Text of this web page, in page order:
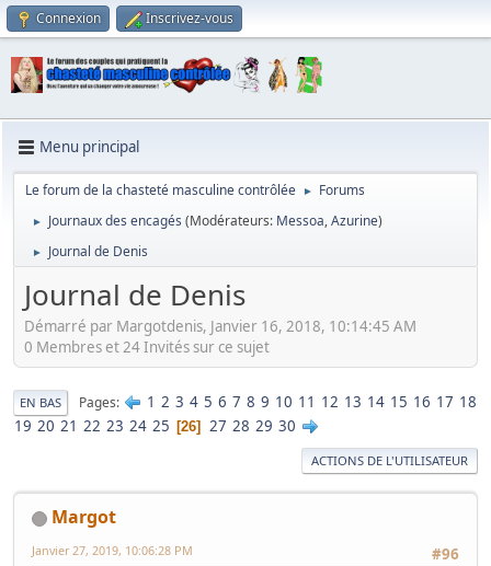
Connexion Inscrivez-vous
Menu principal
Le forum de la chasteté masculine contrôlée ► Forums
► Journaux des encagés (Modérateurs: Messoa,Azurine)
► Journal de Denis
Journal de Denis
Démarré par Margotdenis, Janvier 16, 2018, 10:14:45 AM
0 Membres et 24 Invités sur ce sujet
EN BAS Pages 1 2 3 4 5 6 7 8 9 10 11 12 13 14 15 16 17 18
19 20 21 22 23 24 25 26 27 28 29 30
ACTIONS DE L'UTILISATEUR
Margot
#96
Janvier 27, 2019, 10:06:28 PM